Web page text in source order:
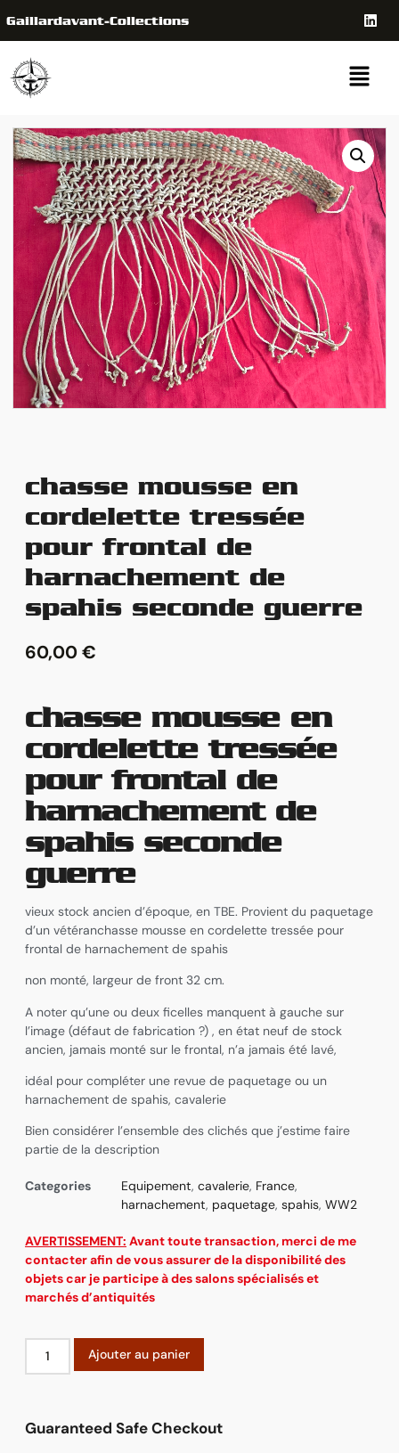
Gaillardavant-Collections
chasse mousse en
cordelette tressée
pour frontal de
harnachement de
spahis seconde guerre
60,00€
chasse mousse en
cordelette tressée
pour frontal de
harnachement de
spahis seconde
guerre
vieux stock ancien d’époque, en TBE. Provient du paquetage
d’un vétéranchasse mousse en cordelette tressée pour
frontal de harnachement de spahis
non monté, largeur de front 32 cm.
A noter qu’une ou deux ficelles manquent à gauche sur
l’image (défaut de fabrication ?) , en état neuf de stock
ancien, jamais monté sur le frontal, n’a jamais été lavé,
idéal pour compléter une revue de paquetage ou un
harnachement de spahis, cavalerie
Bien considérer l’ensemble des clichés que j’estime faire
partie de la description
Categories Equipement, cavalerie, France,
harnachement, paquetage, spahis, WW2
AVERTISSEMENT: Avant toute transaction, merci de me
contacter afin de vous assurer de la disponibilité des
objets car je participe à des salons spécialisés et
marchés d’antiquités
Ajouter au panier
Guaranteed Safe Checkout